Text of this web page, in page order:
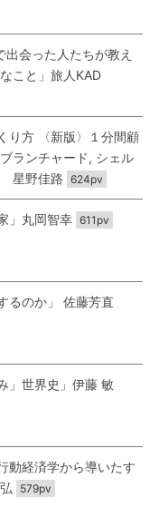
出会った人たちが教え
こと」旅人KAD
り方 〈新版〉１分間顧
ランチャード, シェル
星野佳路
624pv
」丸岡智幸 611pv
るのか」 佐藤芳直
」世界史」伊藤 敏
動経済学から導いたす
579pv